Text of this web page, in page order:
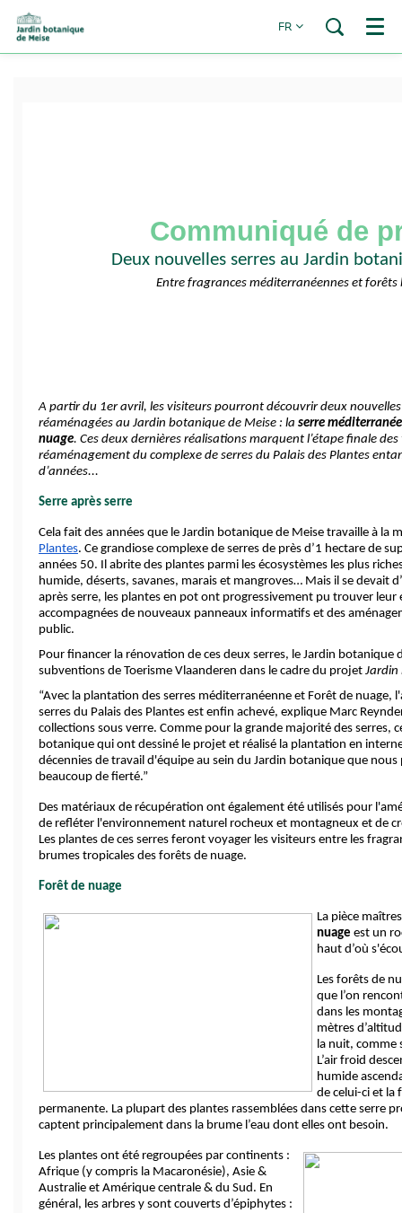
FR Menu
Communiqué de
Deux nouvelles serres au Jardin
Entre fragrances méditerranéennes et forêts
A partir du 1er avril, les visiteurs pourront découvrir deux
réaménagées au Jardin botanique de Meise : la serre
nuage. Ces deux dernières réalisations marquent l’étape finale
réaménagement du complexe de serres du Palais des Plantes
d’années...
Serre après serre
Cela fait des années que le Jardin botanique de Meise travaille à la
Plantes. Ce grandiose complexe de serres de près d’1 hectare de
années 50. Il abrite des plantes parmi les écosystèmes les plus
humide, déserts, savanes, marais et mangroves… Mais il se devait
après serre, les plantes en pot ont progressivement pu trouver
accompagnées de nouveaux panneaux informatifs et des
public.
Pour financer la rénovation de ces deux serres, le Jardin botanique
subventions de Toerisme Vlaanderen dans le cadre du projet Jardin
“Avec la plantation des serres méditerranéenne et Forêt de nuage,
serres du Palais des Plantes est enfin achevé, explique Marc
collections sous verre. Comme pour la grande majorité des serres,
botanique qui ont dessiné le projet et réalisé la plantation en
décennies de travail d'équipe au sein du Jardin botanique que
beaucoup de fierté.”
Des matériaux de récupération ont également été utilisés pour
de refléter l'environnement naturel rocheux et montagneux et de
Les plantes de ces serres feront voyager les visiteurs entre les
brumes tropicales des forêts de nuage.
Forêt de nuage
La pièce
nuage est un
haut d’où
Les forêts de
que l’on
dans les
mètres
la nuit, comme
L’air froid
humide
de celui-ci et la
permanente. La plupart des plantes rassemblées dans cette serre
captent principalement dans la brume l’eau dont elles ont besoin.
Les plantes ont été regroupées par continents :
Afrique (y compris la Macaronésie), Asie &
Australie et Amérique centrale & du Sud. En
général, les arbres y sont couverts d’épiphytes :